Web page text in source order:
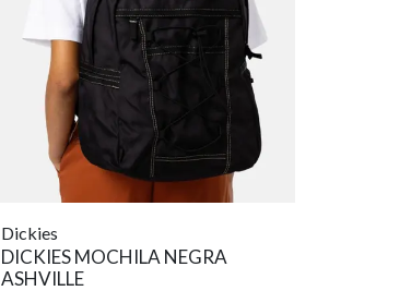
Dickies
DICKIES MOCHILA NEGRA
ASHVILLE